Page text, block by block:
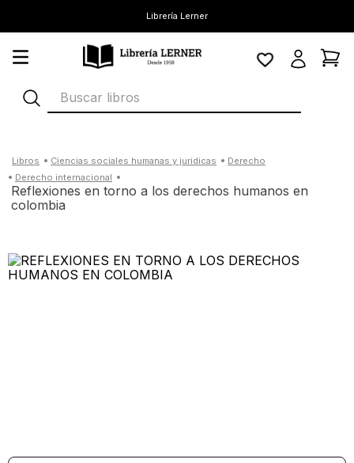
Librería Lerner
Buscar libros
ciencias sociales humanas y juridicas
derecho
derecho internacional
reflexiones en torno a los derechos humanos en
colombia